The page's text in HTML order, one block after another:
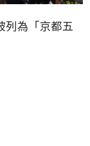
列為「京都五